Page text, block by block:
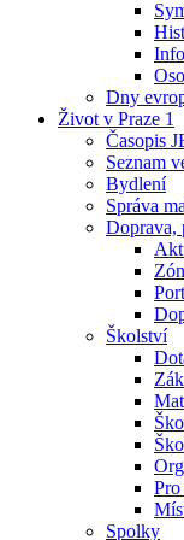
Dny
Život v Praze 1
Časopis
Seznam
Bydlení
Správa
Doprava,
Školství
Spolky